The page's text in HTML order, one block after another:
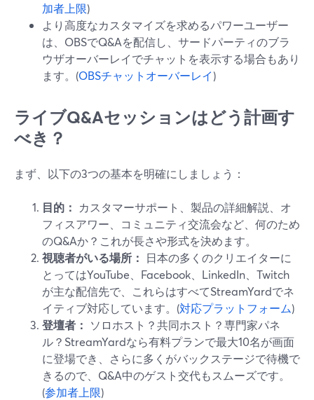
加者上限)
より高度なカスタマイズを求めるパワーユーザー
は、OBSでQ&Aを配信し、サードパーティのブラ
ウザオーバーレイでチャットを表示する場合もあり
ます。(OBSチャットオーバーレイ)
ライブQ&Aセッションはどう計画す
べき？
まず、以下の3つの基本を明確にしましょう：
目的： カスタマーサポート、製品の詳細解説、オ
フィスアワー、コミュニティ交流会など、何のため
のQ&Aか？これが長さや形式を決めます。
視聴者がいる場所： 日本の多くのクリエイターに
とってはYouTube、Facebook、LinkedIn、Twitch
が主な配信先で、これらはすべてStreamYardでネ
イティブ対応しています。(対応プラットフォーム)
登壇者： ソロホスト？共同ホスト？専門家パネ
ル？StreamYardなら有料プランで最大10名が画面
に登場でき、さらに多くがバックステージで待機で
きるので、Q&A中のゲスト交代もスムーズです。
(参加者上限)